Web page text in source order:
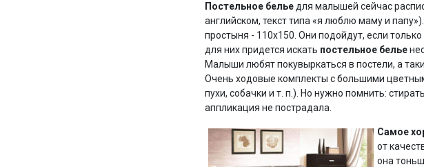
Постельное белье для малышей сейчас
английском, текст типа «я люблю маму и
простыня - 110х150. Они подойдут, если
для них придется искать постельное белье
Малыши любят покувыркаться в постели, а
Очень ходовые комплекты с большими
пухи, собачки и т. п.). Но нужно помнить:
аппликация не пострадала.
Самое
от
она